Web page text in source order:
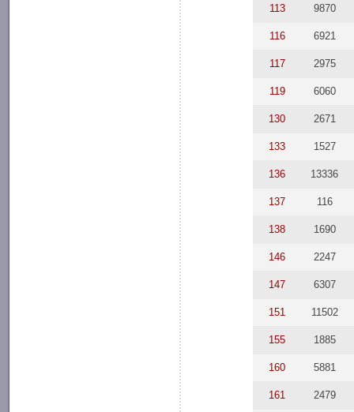
113 9870
116 6921
117 2975
119 6060
130 2671
133 1527
136 13336
137 116
138 1690
146 2247
147 6307
151 11502
155 1885
160 5881
161 2479